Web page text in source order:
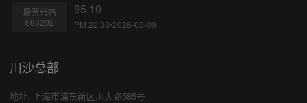
股票代码
688202
95.10
PM 22:38•2026-08-09
川沙总部
地址: 上海市浦东新区川大路585号